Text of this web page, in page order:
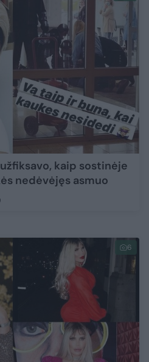
kaip sostinėje
nedėvėjęs asmuo
6